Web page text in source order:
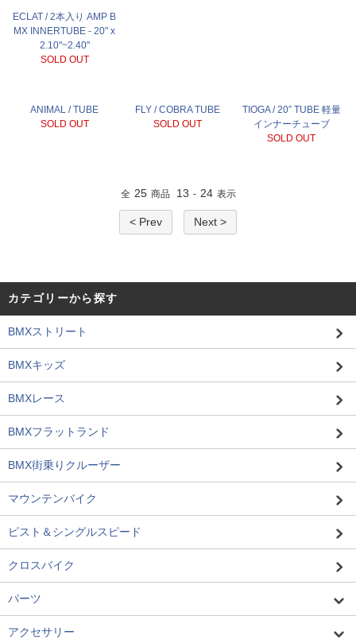
ECLAT / 2本入り AMP B
MX INNERTUBE - 20" x
2.10"~2.40"
SOLD OUT
ANIMAL / TUBE
SOLD OUT
FLY / COBRA TUBE
SOLD OUT
TIOGA / 20” TUBE 軽量
インナーチューブ
SOLD OUT
全 25 商品 13 - 24 表示
< Prev Next >
カテゴリーから探す
BMXストリート
BMXキッズ
BMXレース
BMXフラットランド
BMX街乗りクルーザー
マウンテンバイク
ピスト＆シングルスピード
クロスバイク
パーツ
アクセサリー